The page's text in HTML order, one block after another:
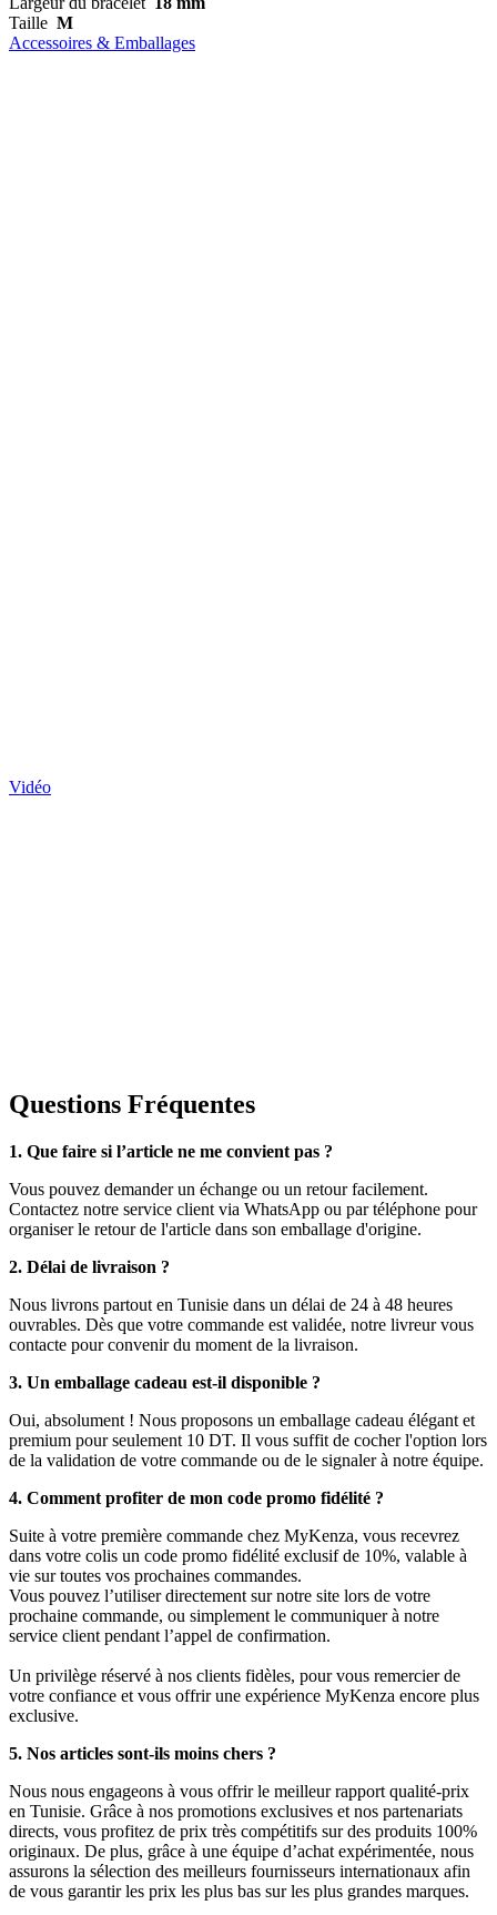
Taille M
Accessoires & Emballages
Vidéo
Questions Fréquentes
1. Que faire si l’article ne me convient pas ?
Vous pouvez demander un échange ou un retour facilement.
Contactez notre service client via WhatsApp ou par téléphone pour
organiser le retour de l'article dans son emballage d'origine.
2. Délai de livraison ?
Nous livrons partout en Tunisie dans un délai de 24 à 48 heures
ouvrables. Dès que votre commande est validée, notre livreur vous
contacte pour convenir du moment de la livraison.
3. Un emballage cadeau est-il disponible ?
Oui, absolument ! Nous proposons un emballage cadeau élégant et
premium pour seulement 10 DT. Il vous suffit de cocher l'option lors
de la validation de votre commande ou de le signaler à notre équipe.
4. Comment profiter de mon code promo fidélité ?
Suite à votre première commande chez MyKenza, vous recevrez
dans votre colis un code promo fidélité exclusif de 10%, valable à
vie sur toutes vos prochaines commandes.
Vous pouvez l’utiliser directement sur notre site lors de votre
prochaine commande, ou simplement le communiquer à notre
service client pendant l’appel de confirmation.
Un privilège réservé à nos clients fidèles, pour vous remercier de
votre confiance et vous offrir une expérience MyKenza encore plus
exclusive.
5. Nos articles sont-ils moins chers ?
Nous nous engageons à vous offrir le meilleur rapport qualité-prix
en Tunisie. Grâce à nos promotions exclusives et nos partenariats
directs, vous profitez de prix très compétitifs sur des produits 100%
originaux. De plus, grâce à une équipe d’achat expérimentée, nous
assurons la sélection des meilleurs fournisseurs internationaux afin
de vous garantir les prix les plus bas sur les plus grandes marques.